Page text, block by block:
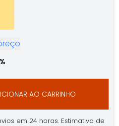
AO CARRINHO
em 24 horas. Estimativa de